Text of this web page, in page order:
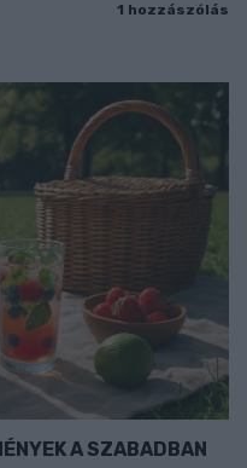
1 hozzászólás
A SZABADBAN